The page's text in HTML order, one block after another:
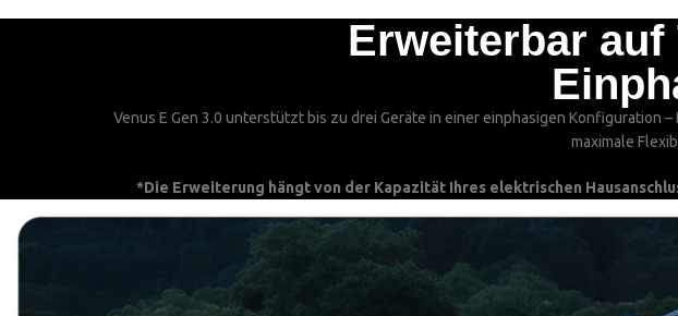
Erweiterbar auf
Venus E Gen 3.0 unterstützt bis zu drei Geräte in einer einphasigen Konfiguration
maximale
*Die Erweiterung hängt von der Kapazität Ihres elektrischen